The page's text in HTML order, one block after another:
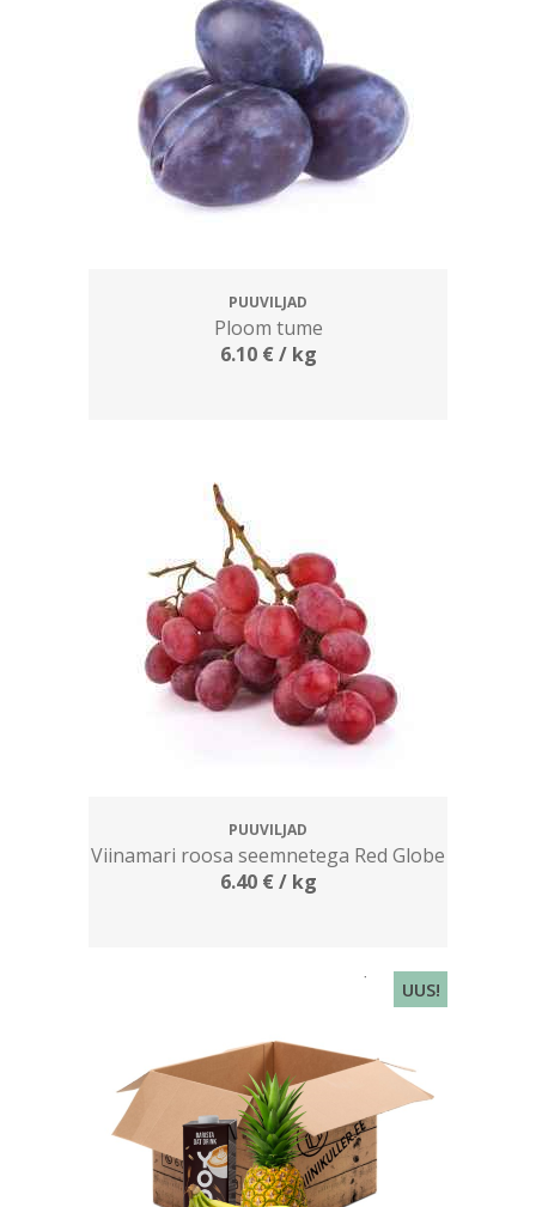
PUUVILJAD
Ploom tume
6.10 €/ kg
PUUVILJAD
Viinamari roosa seemnetega Red Globe
6.40 €/ kg
UUS!